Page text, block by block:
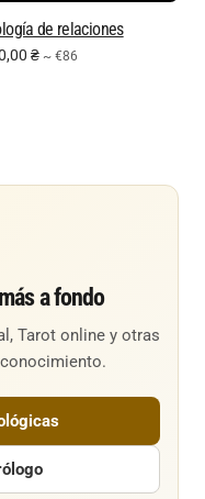
de relaciones
₴ ~ €86
a fondo
Tarot online y otras